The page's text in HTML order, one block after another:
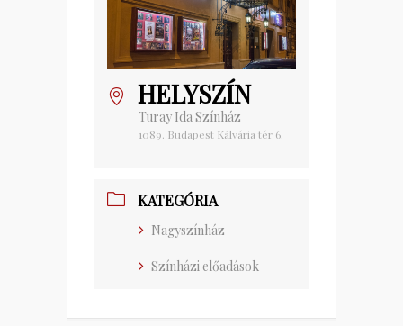
HELYSZÍN
Turay Ida Színház
1089. Budapest Kálvária tér 6.
KATEGÓRIA
Nagyszínház
Színházi előadások